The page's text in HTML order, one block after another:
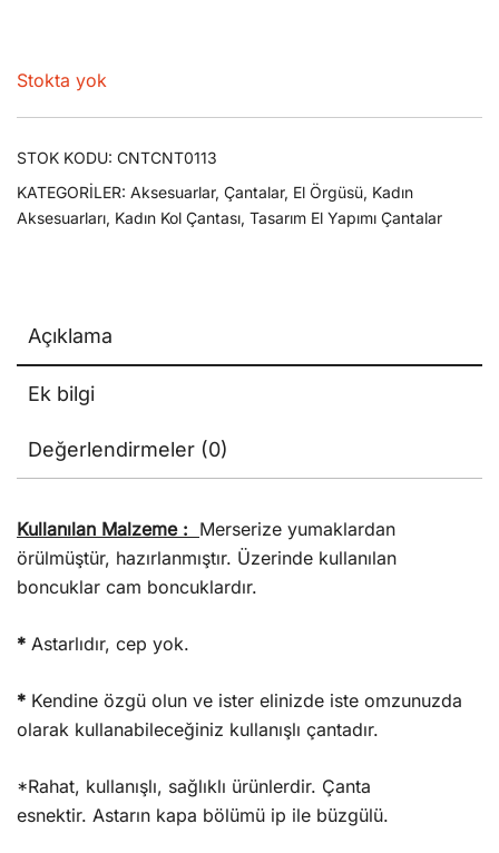
Stokta yok
STOK KODU: CNTCNT0113
KATEGORILER: Aksesuarlar, Çantalar, El Örgüsü, Kadın
Aksesuarları, Kadın Kol Çantası, Tasarım El Yapımı Çantalar
Açıklama
Ek bilgi
Değerlendirmeler (0)
Kullanılan Malzeme : Merserize yumaklardan
örülmüştür, hazırlanmıştır. Üzerinde kullanılan
boncuklar cam boncuklardır.
* Astarlıdır, cep yok.
* Kendine özgü olun ve ister elinizde iste omzunuzda
olarak kullanabileceğiniz kullanışlı çantadır.
*Rahat, kullanışlı, sağlıklı ürünlerdir. Çanta
esnektir. Astarın kapa bölümü ip ile büzgülü.